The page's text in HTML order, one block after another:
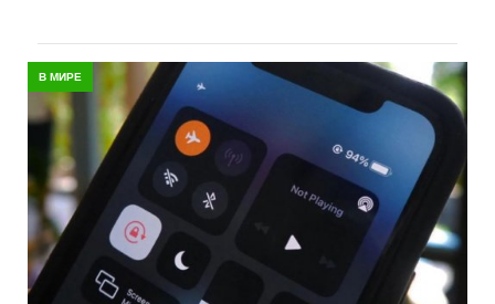
В МИРЕ